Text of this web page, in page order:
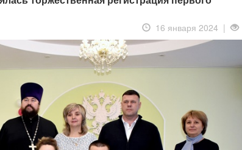
16 января 2024 |